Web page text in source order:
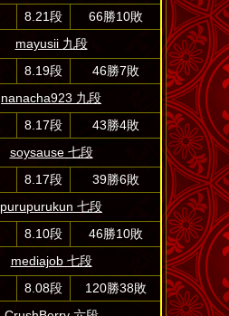
8.21段
66勝10敗
mayusii 九段
8.19段
46勝7敗
nanacha923 九段
8.17段
43勝4敗
soysause 七段
8.17段
39勝6敗
purupurukun 七段
8.10段
46勝10敗
mediajob 七段
8.08段
120勝38敗